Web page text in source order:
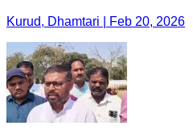
Kurud, Dhamtari | Feb 20, 2026